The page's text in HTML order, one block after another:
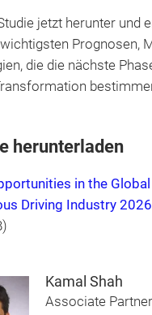
jetzt herunter und
Prognosen,
die die nächste
herunterladen
in the Global
Driving Industry
Kamal Shah
Associate